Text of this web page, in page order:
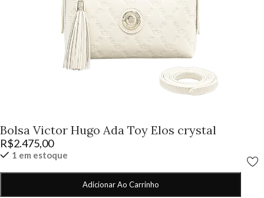
Bolsa Victor Hugo Ada Toy Elos crystal
R$2.475,00
1 em estoque
Adicionar Ao Carrinho